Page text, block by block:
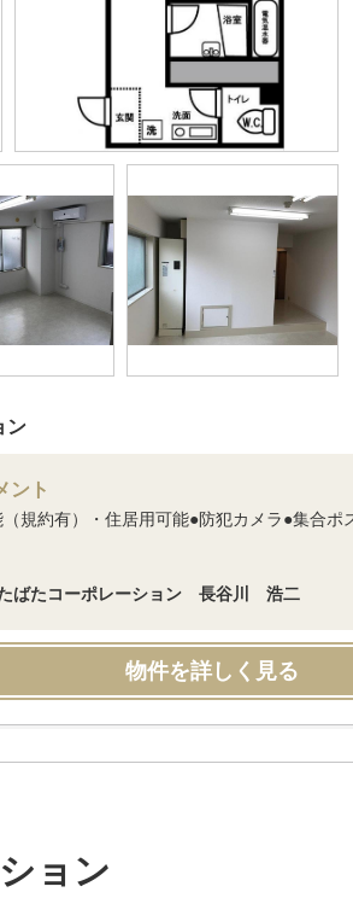
ン
ント
規約有）・住居用可能●防犯カメラ●集合
ばたコーポレーション 長谷川 浩二
物件を詳しく見る
ョン